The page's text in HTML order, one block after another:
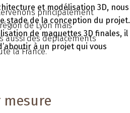
principalement
de Lyon mais
aussi des déplacements
la France.
et modélisation 3D, nous
stade de la conception du projet.
de maquettes 3D finales, il
à un projet qui vous
mesure